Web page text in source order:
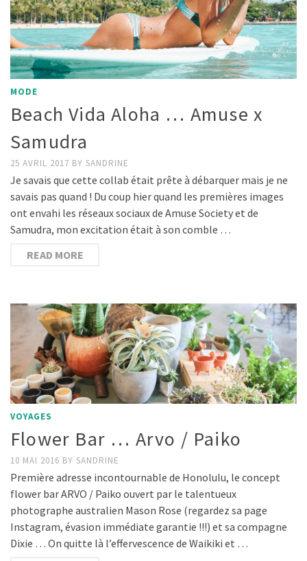
MODE
Beach Vida Aloha … Amuse x
Samudra
25 AVRIL 2017 BY SANDRINE
Je savais que cette collab était prête à débarquer mais je ne
savais pas quand ! Du coup hier quand les premières images
ont envahi les réseaux sociaux de Amuse Society et de
Samudra, mon excitation était à son comble …
READ MORE
VOYAGES
Flower Bar … Arvo / Paiko
10 MAI 2016 BY SANDRINE
Première adresse incontournable de Honolulu, le concept
flower bar ARVO / Paiko ouvert par le talentueux
photographe australien Mason Rose (regardez sa page
Instagram, évasion immédiate garantie !!!) et sa compagne
Dixie … On quitte là l’effervescence de Waikiki et …